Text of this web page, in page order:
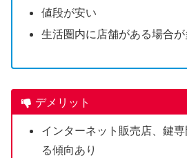
値段が安い
生活圏内に店舗がある場合が
デメリット
インターネット販売店、鍵
る傾向あり